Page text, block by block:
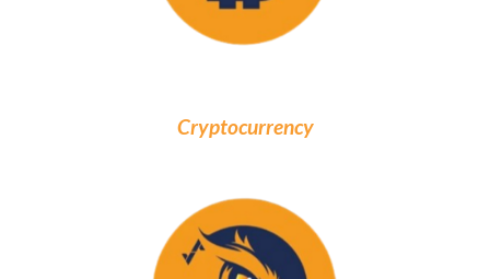
Cryptocurrency